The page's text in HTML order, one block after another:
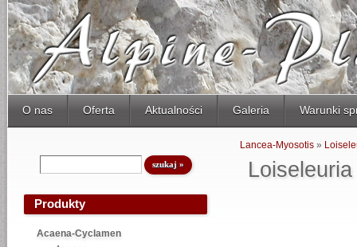
O nas Oferta Aktualności Galeria Warunki
Produkty
Acaena-Cyclamen
Loiseleuria
Lancea-Myosotis»